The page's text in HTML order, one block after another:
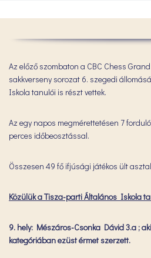
Az előző szombaton a CBC Chess
sakkverseny sorozat 6. szegedi
Iskola tanulói is részt vettek.
Az egy napos megmérettetésen 7
perces időbeosztással.
Összesen 49 fő ifjúsági játékos ült
Közülük a Tisza-parti Általános Iskola
9. hely: Mészáros-Csonka Dávid 3.a ;
kategóriában ezüst érmet szerzett.